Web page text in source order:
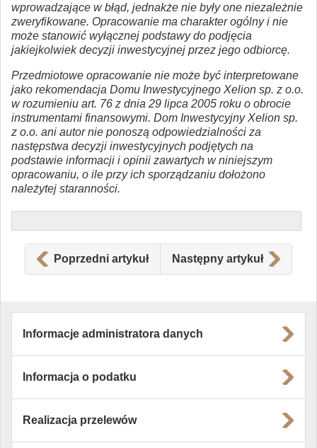
wprowadzające w błąd, jednakże nie były one niezależnie
zweryfikowane. Opracowanie ma charakter ogólny i nie
może stanowić wyłącznej podstawy do podjęcia
jakiejkolwiek decyzji inwestycyjnej przez jego odbiorcę.
Przedmiotowe opracowanie nie może być interpretowane
jako rekomendacja Domu Inwestycyjnego Xelion sp. z o.o.
w rozumieniu art. 76 z dnia 29 lipca 2005 roku o obrocie
instrumentami finansowymi. Dom Inwestycyjny Xelion sp.
z o.o. ani autor nie ponoszą odpowiedzialności za
następstwa decyzji inwestycyjnych podjętych na
podstawie informacji i opinii zawartych w niniejszym
opracowaniu, o ile przy ich sporządzaniu dołożono
należytej staranności.
Poprzedni artykuł Następny artykuł
Informacje administratora danych
Informacja o podatku
Realizacja przelewów